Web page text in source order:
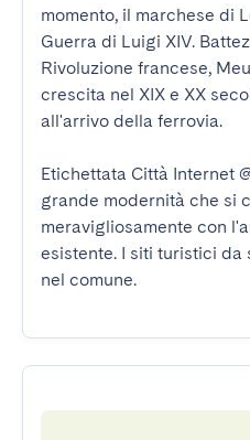
momento, il marchese di
Guerra di Luigi XIV.
Rivoluzione francese,
crescita nel XIX e XX
all'arrivo della ferrovia.
Etichettata Città Internet
grande modernità che si
meravigliosamente con
esistente. I siti turistici da
nel comune.